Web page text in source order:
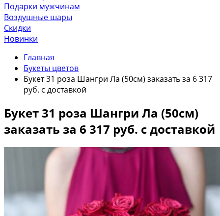
Подарки мужчинам
Воздушные шары
Скидки
Новинки
Главная
Букеты цветов
Букет 31 роза Шангри Ла (50см) заказать за 6 317
руб. с доставкой
Букет 31 роза Шангри Ла (50см)
заказать за 6 317 руб. с доставкой